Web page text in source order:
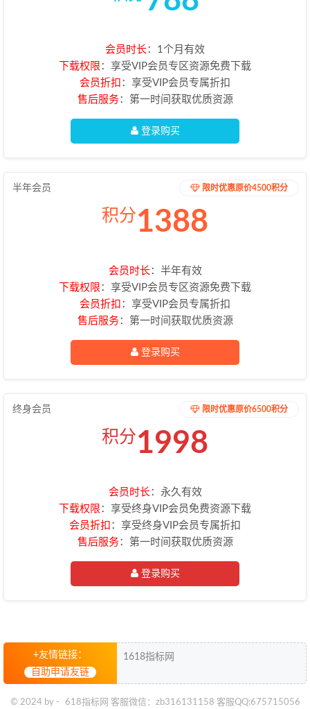
会员时长：1个月有效
下载权限 ：享受VIP会员专区资源免费下载
会员折扣 ：享受VIP会员专属折扣
售后服务：第一时间获取优质资源
登录购买
限时优惠原价4500积分
半年会员
积分1388
会员时长：半年有效
下载权限 ：享受VIP会员专区资源免费下载
会员折扣 ：享受VIP会员专属折扣
售后服务：第一时间获取优质资源
登录购买
限时优惠原价6500积分
终身会员
积分1998
会员时长：永久有效
下载权限 ：享受终身VIP会员免费资源下载
会员折扣 ：享受终身VIP会员专属折扣
售后服务：第一时间获取优质资源
登录购买
+友情链接：
自助申请友链
1618指标网
© 2024 by - 618指标网 客服微信：zb316131158 客服QQ:675715056